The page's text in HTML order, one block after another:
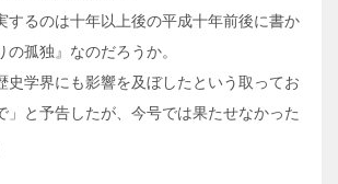
するのは十年以上後の平成十年前後に書か
の孤独』なのだろうか。
史学界にも影響を及ぼしたという取ってお
」と予告したが、今号では果たせなかった